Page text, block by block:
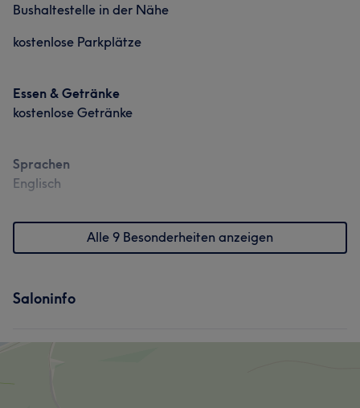
Bushaltestelle in der Nähe
kostenlose Parkplätze
Essen & Getränke
kostenlose Getränke
Sprachen
Englisch
Alle 9 Besonderheiten anzeigen
Saloninfo